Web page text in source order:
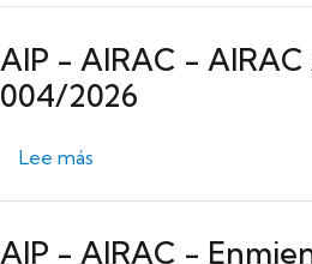
AIP - AIRAC -
004/2026
Lee más
AIP - AIRAC -